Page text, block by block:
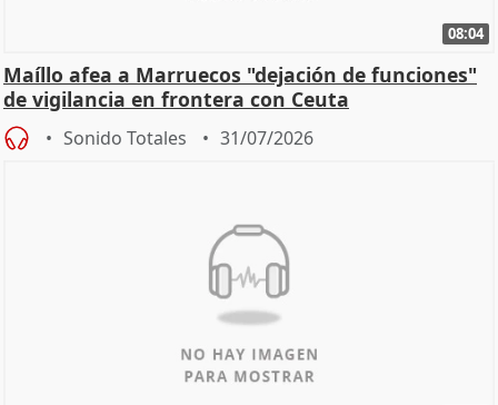
08:04
Maíllo afea a Marruecos "dejación de funciones"
de vigilancia en frontera con Ceuta
Sonido Totales 31/07/2026